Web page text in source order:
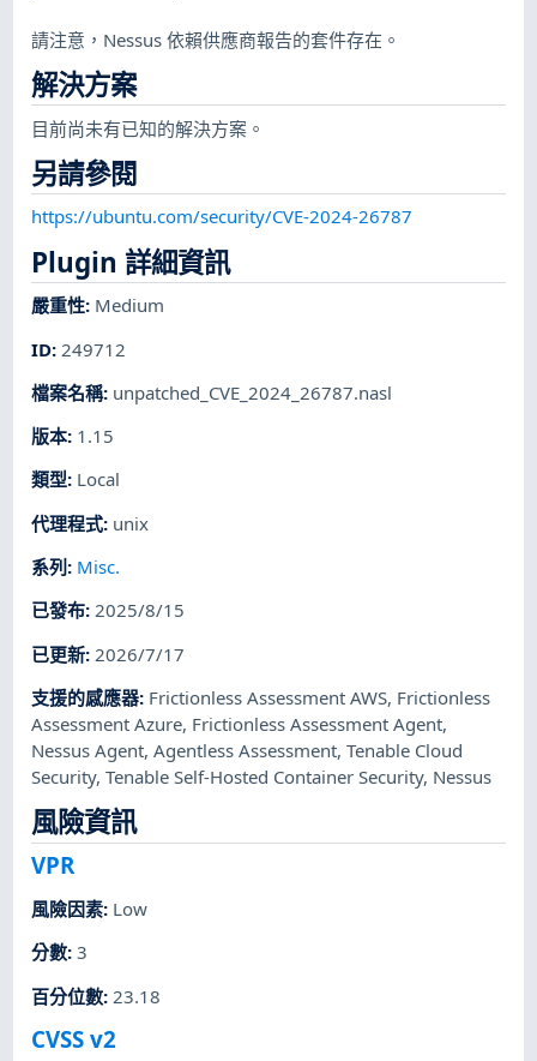
請注意，Nessus 依賴供應商報告的套件存在。
解決方案
目前尚未有已知的解決方案。
另請參閱
https://ubuntu.com/security/CVE-2024-26787
Plugin 詳細資訊
嚴重性: Medium
ID: 249712
檔案名稱: unpatched_CVE_2024_26787.nasl
版本: 1.15
類型: Local
代理程式: unix
系列 : Misc.
已發布:2025/8/15
已更新: 2026/7/17
支援的感應器: Frictionless Assessment AWS, Frictionless
Assessment Azure, Frictionless Assessment Agent,
Nessus Agent,Agentless Assessment,Tenable Cloud
Security,Tenable Self-Hosted Container Security, Nessus
風險資訊
VPR
風險因素: Low
分數:3
百分位數: 23.18
CVSS v2